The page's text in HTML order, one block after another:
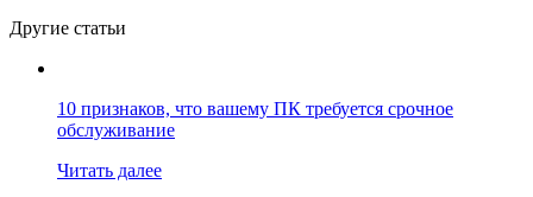
Другие статьи
10 признаков, что вашему ПК требуется срочное
обслуживание
Читать далее